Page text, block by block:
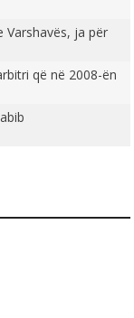
Varshavës, ja për
që në 2008-ën